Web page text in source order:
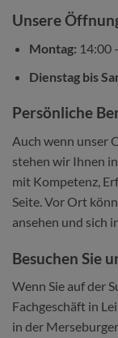
Unsere
Montag: 14:00
Dienstag bis
Persönliche
Auch wenn unser
stehen wir Ihnen
mit Kompetenz,
Seite. Vor Ort
ansehen und sich
Besuchen Sie
Wenn Sie auf der
Fachgeschäft in
in der